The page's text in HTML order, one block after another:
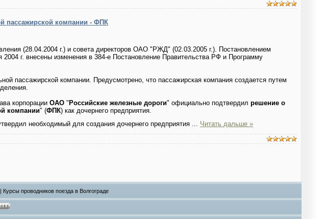
пассажирской компании - ФПК
(28.04.2004 г.) и совета директоров ОАО "РЖД" (02.03.2005 г.). Постановлением
г. внесены изменения в 384-е Постановление Правительства РФ и Программу
пассажирской компании. Предусмотрено, что пассажирская компания создается путем
корпорации ОАО " Российские железные дороги" официально подтвердил решение о
компании" (ФПК) как дочернего предприятия.
необходимый для создания дочернего предприятия Читать дальше »
проводников поезда в Волгограде